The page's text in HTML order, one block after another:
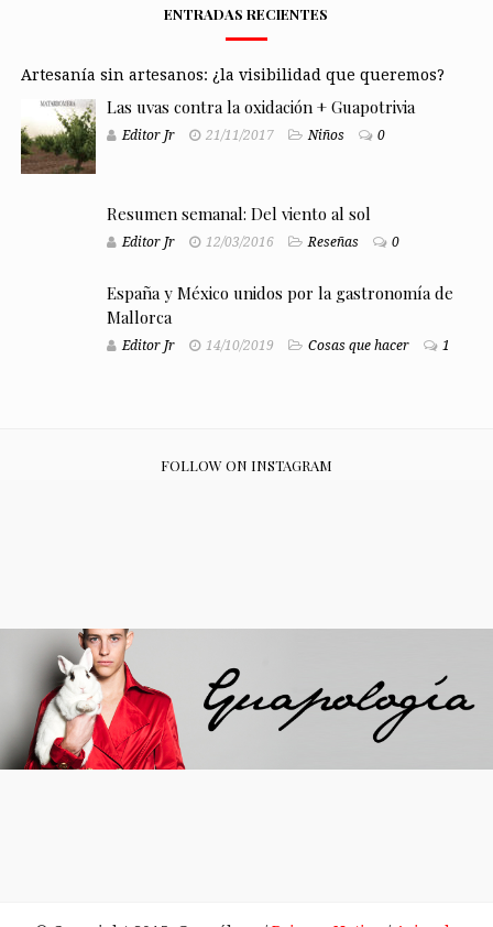
ENTRADAS RECIENTES
Artesanía sin artesanos: ¿la visibilidad que queremos?
Las uvas contra la oxidación + Guapotrivia
Editor Jr 21/11/2017 Niños 0
Resumen semanal: Del viento al sol
Editor Jr 12/03/2016 Reseñas 0
España y México unidos por la gastronomía de
Mallorca
Editor Jr 14/10/2019 Cosas que hacer 1
FOLLOW ON INSTAGRAM